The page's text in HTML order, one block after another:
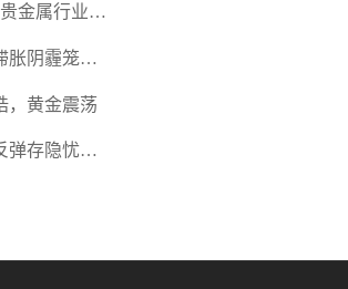
位行情解析
金属行业新
平台迎开户
胀阴霾笼
，黄金震荡
弹存隐忧，